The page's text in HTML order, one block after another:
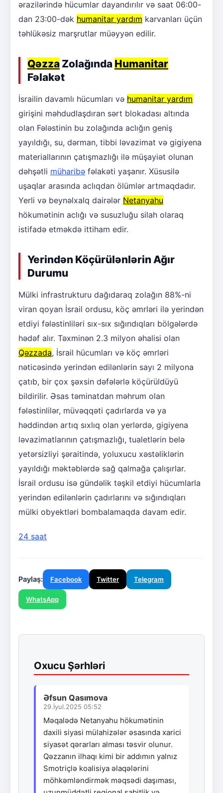
ərazilərində hücumlar dayandırılır və saat 06:00-
dan 23:00-dək humanitar yardım karvanları üçün
təhlükəsiz marşrutlar müəyyən edilir.
Qəzza Zolağında Humanitar
Fəlakət
İsrailin davamlı hücumları və humanitar yardım
girişini məhdudlaşdıran sərt blokadası altında
olan Fələstinin bu zolağında aclığın geniş
yayıldığı, su, dərman, tibbi ləvazimat və gigiyena
materiallarının çatışmazlığı ilə müşayiət olunan
dəhşətli müharibə fəlakəti yaşanır. Xüsusilə
uşaqlar arasında aclıqdan ölümlər artmaqdadır.
Yerli və beynəlxalq dairələr Netanyahu
hökumətinin aclığı və susuzluğu silah olaraq
istifadə etməkdə ittiham edir.
Yerindən Köçürülənlərin Ağır
Durumu
Mülki infrastrukturu dağıdaraq zolağın 88%-ni
viran qoyan İsrail ordusu, köç əmrləri ilə yerindən
etdiyi fələstinliləri sıx-sıx sığındıqları bölgələrdə
hədəf alır. Təxminən 2.3 milyon əhalisi olan
Qəzzada, İsrail hücumları və köç əmrləri
nəticəsində yerindən edilənlərin sayı 2 milyona
çatıb, bir çox şəxsin dəfələrlə köçürüldüyü
bildirilir. Əsas təminatdan məhrum olan
fələstinlilər, müvəqqəti çadırlarda və ya
həddindən artıq sıxlıq olan yerlərdə, gigiyena
ləvazimatlarının çatışmazlığı, tualetlərin belə
yetərsizliyi şəraitində, yoluxucu xəstəliklərin
yayıldığı məktəblərdə sağ qalmağa çalışırlar.
İsrail ordusu isə gündəlik təşkil etdiyi hücumlarla
yerindən edilənlərin çadırlarını və sığındıqları
mülki obyektləri bombalamaqda davam edir.
24 saat
Paylaş: Facebook Twitter Telegram
WhatsApp
Oxucu Şərhləri
Əfsun Qasımova
29.İyul.2025 05:52
Məqalədə Netanyahu hökumətinin
daxili siyasi mülahizələr əsasında xarici
siyasət qərarları alması təsvir olunur.
Qəzzanın ilhaqı kimi bir addımın yalnız
Smotriçlə koalisiya əlaqələrini
möhkəmləndirmək məqsədi daşıması,